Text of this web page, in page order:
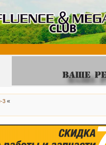
3 «